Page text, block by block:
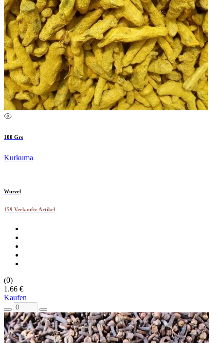
100 Grs
Kurkuma
Wurzel
159 Verkaufte Artikel
(0)
1.66 €
Kaufen